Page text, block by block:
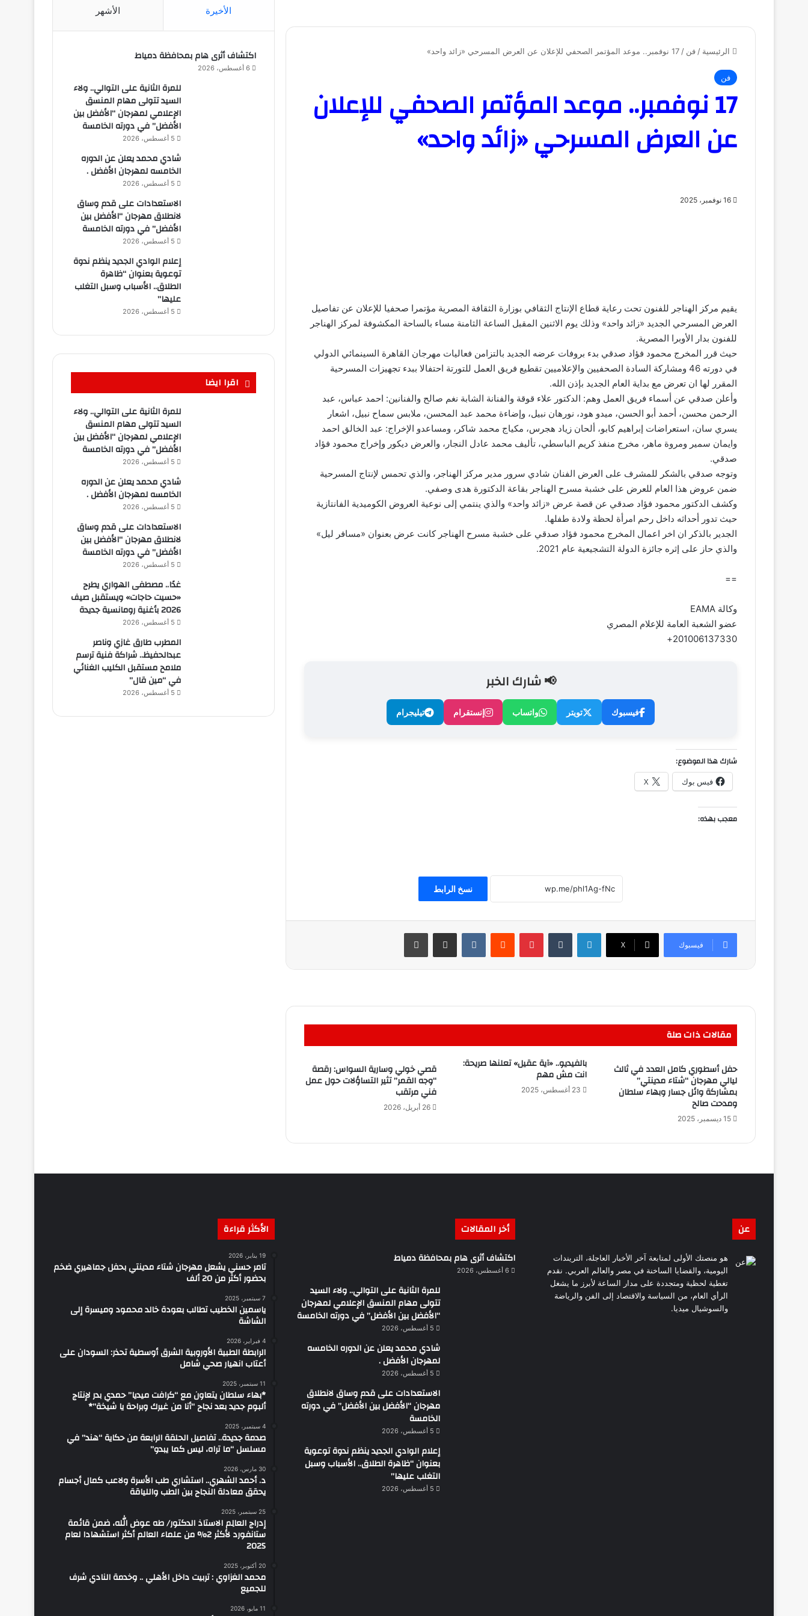
الرئيسية / فن / 17 نوفمبر.. موعد المؤتمر الصحفي للإعلان عن العرض المسرحي «زائد واحد»
فن
17 نوفمبر.. موعد المؤتمر الصحفي للإعلان
عن العرض المسرحي «زائد واحد»
16 نوفمبر، 2025
يقيم مركز الهناجر للفنون تحت رعاية قطاع الإنتاج الثقافي بوزارة الثقافة المصرية مؤتمرا صحفيا للإعلان عن تفاصيل
العرض المسرحي الجديد «زائد واحد» وذلك يوم الاثنين المقبل الساعة الثامنة مساء بالساحة المكشوفة لمركز الهناجر
للفنون بدار الأوبرا المصرية.
حيث قرر المخرج محمود فؤاد صدقي بدء بروفات عرضه الجديد بالتزامن فعاليات مهرجان القاهرة السينمائي الدولي
في دورته 46 ومشاركة السادة الصحفيين والإعلاميين تقطيع فريق العمل للتورتة احتفالا ببدء تجهيزات المسرحية
المقرر لها ان تعرض مع بداية العام الجديد بإذن الله.
وأعلن صدقي عن أسماء فريق العمل وهم: الدكتور علاء قوقة والفنانة الشابة نغم صالح والفنانين: احمد عباس، عبد
الرحمن محسن، أحمد أبو الحسن، ميدو هود، نورهان نبيل، وإضاءة محمد عبد المحسن، ملابس سماح نبيل، اشعار
يسري سان، استعراضات إبراهيم كابو، ألحان زياد هجرس، مكياج محمد شاكر، ومساعدو الإخراج: عبد الخالق احمد
وايمان سمير ومروة ماهر، مخرج منفذ كريم الباسطي، تأليف محمد عادل النجار، والعرض ديكور وإخراج محمود فؤاد
صدقي.
وتوجه صدقي بالشكر للمشرف على العرض الفنان شادي سرور مدير مركز الهناجر، والذي تحمس لإنتاج المسرحية
ضمن عروض هذا العام للعرض على خشبة مسرح الهناجر بقاعة الدكتورة هدى وصفي.
وكشف الدكتور محمود فؤاد صدقي عن قصة عرض «زائد واحد» والذي ينتمي إلى نوعية العروض الكوميدية الفانتازية
حيث تدور أحداثه داخل رحم امرأة لحظة ولادة طفلها.
الجدير بالذكر ان اخر اعمال المخرج محمود فؤاد صدقي على خشبة مسرح الهناجر كانت عرض بعنوان «مسافر ليل»
والذي حاز على إثره جائزة الدولة التشجيعية عام 2021.
==
وكالة EAMA
عضو الشعبة العامة للإعلام المصري
201006137330+
📢 شارك الخبر
فيسبوك تويتر واتساب إنستقرام تيليجرام
شارك هذا الموضوع:
فيس بوك X
معجب بهذه:
نسخ الرابط
فيسبوك ‫X
لينكدإن بينتيريست مشاركة عبر البريد طباعة
مقالات ذات صلة
حفل أسطوري كامل العدد في ثالث
ليالي مهرجان “شتاء مدينتي”
بمشاركة وائل جسار وبهاء سلطان
ومدحت صالح
15 ديسمبر، 2025
بالفيديو.. «آية عقيل» تعلنها صريحة:
انت مش مهم
23 أغسطس، 2025
قصي خولي وسارية السواس: رقصة
“وجه القمر” تثير التساؤلات حول عمل
فني مرتقب
26 أبريل، 2026
الأخيرة الأشهر
اكتشاف أثرى هام بمحافظة دمياط
6 أغسطس، 2026
للمرة الثانية على التوالي.. ولاء
السيد تتولى مهام المنسق
الإعلامي لمهرجان “الأفضل بين
الأفضل” في دورته الخامسة
5 أغسطس، 2026
شادي محمد يعلن عن الدوره
الخامسه لمهرجان الأفضل .
5 أغسطس، 2026
الاستعدادات على قدم وساق
لانطلاق مهرجان “الأفضل بين
الأفضل” في دورته الخامسة
5 أغسطس، 2026
إعلام الوادي الجديد ينظم ندوة
توعوية بعنوان “ظاهرة
الطلاق.. الأسباب وسبل التغلب
عليها”
5 أغسطس، 2026
اقرا ايضا
للمرة الثانية على التوالي.. ولاء
السيد تتولى مهام المنسق
الإعلامي لمهرجان “الأفضل بين
الأفضل” في دورته الخامسة
5 أغسطس، 2026
شادي محمد يعلن عن الدوره
الخامسه لمهرجان الأفضل .
5 أغسطس، 2026
الاستعدادات على قدم وساق
لانطلاق مهرجان “الأفضل بين
الأفضل” في دورته الخامسة
5 أغسطس، 2026
غدًا.. مصطفى الهواري يطرح
«حسيت حاجات» ويستقبل صيف
2026 بأغنية رومانسية جديدة
5 أغسطس، 2026
المطرب طارق غازي وناصر
عبدالحفيظ.. شراكة فنية ترسم
ملامح مستقبل الكليب الغنائي
في “مين قال”
5 أغسطس، 2026
عن
هو منصتك الأولى لمتابعة آخر الأخبار العاجلة، التريندات
اليومية، والقضايا الساخنة في مصر والعالم العربي. نقدم
تغطية لحظية ومتجددة على مدار الساعة لأبرز ما يشغل
الرأي العام، من السياسة والاقتصاد إلى الفن والرياضة
والسوشيال ميديا.
أخر المقالات
اكتشاف أثرى هام بمحافظة دمياط
6 أغسطس، 2026
للمرة الثانية على التوالي.. ولاء السيد
تتولى مهام المنسق الإعلامي لمهرجان
“الأفضل بين الأفضل” في دورته الخامسة
5 أغسطس، 2026
شادي محمد يعلن عن الدوره الخامسه
لمهرجان الأفضل .
5 أغسطس، 2026
الاستعدادات على قدم وساق لانطلاق
مهرجان “الأفضل بين الأفضل” في دورته
الخامسة
5 أغسطس، 2026
إعلام الوادي الجديد ينظم ندوة توعوية
بعنوان “ظاهرة الطلاق.. الأسباب وسبل
التغلب عليها”
5 أغسطس، 2026
الأكثر قراءة
19 يناير، 2026
تامر حسني يشعل مهرجان شتاء مدينتي بحفل جماهيري ضخم
بحضور أكثر من 20 ألف
7 سبتمبر، 2025
ياسمين الخطيب تطالب بعودة خالد محمود وميسرة إلى
الشاشة
4 فبراير، 2026
الرابطة الطبية الأوروبية الشرق أوسطية تحذر: السودان على
أعتاب انهيار صحي شامل
11 سبتمبر، 2025
*بهاء سلطان يتعاون مع “كرافت ميديا” حمدي بدر لإنتاج
ألبوم جديد بعد نجاح “أنا من غيرك وبراحة يا شيخة”*
4 سبتمبر، 2025
صدمة جديدة.. تفاصيل الحلقة الرابعة من حكاية “هند” في
مسلسل “ما تراه، ليس كما يبدو”
30 مارس، 2026
د. أحمد الشهري.. استشاري طب الأسرة ولاعب كمال أجسام
يحقق معادلة النجاح بين الطب واللياقة
25 سبتمبر، 2025
إدراج العالِم الاستاذ الدكتور/ طه عوض الله، ضمن قائمة
ستانفورد لأكثر 2% من علماء العالم أكثر استشهادا لعام
2025
20 أكتوبر، 2025
محمد الغزاوي : تربيت داخل الأهلي .. وخدمة النادي شرف
للجميع‏
11 مايو، 2026